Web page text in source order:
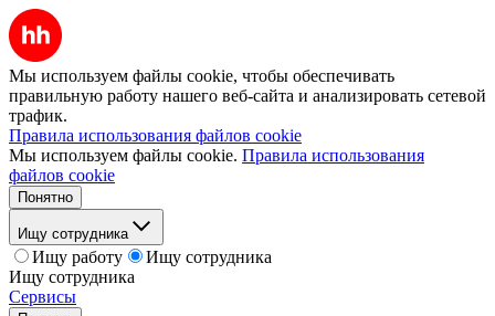
Мы используем файлы cookie, чтобы обеспечивать
правильную работу нашего веб-сайта и анализировать сетевой
трафик.
Правила использования файлов cookie
Мы используем файлы cookie. Правила использования
файлов cookie
Понятно
Ищу сотрудника
Ищу работу
Ищу сотрудника
Ищу сотрудника
Сервисы